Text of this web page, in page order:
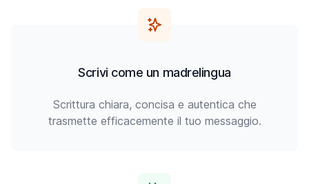
Scrivi come un madrelingua
Scrittura chiara, concisa e autentica che
trasmette efficacemente il tuo messaggio.